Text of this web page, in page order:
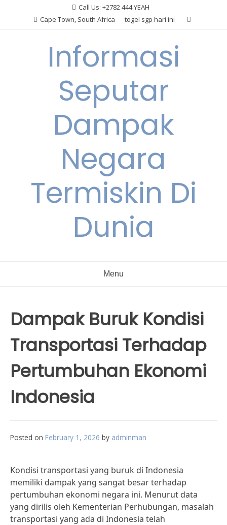
Call Us: +2782 444 YEAH
Cape Town, South Africa
togel sgp hari ini
Informasi
Seputar
Dampak
Negara
Termiskin Di
Dunia
Menu
Dampak Buruk Kondisi
Transportasi Terhadap
Pertumbuhan Ekonomi
Indonesia
Posted on February 1, 2026 by adminman
Kondisi transportasi yang buruk di Indonesia
memiliki dampak yang sangat besar terhadap
pertumbuhan ekonomi negara ini. Menurut data
yang dirilis oleh Kementerian Perhubungan, masalah
transportasi yang ada di Indonesia telah